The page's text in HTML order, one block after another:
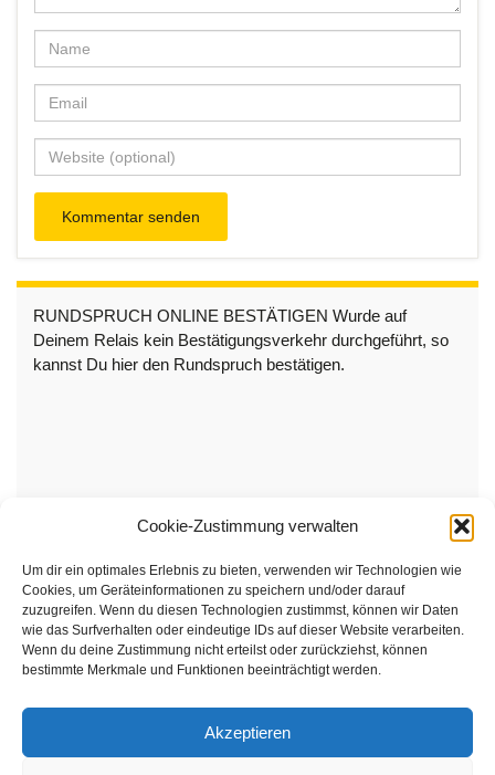
Cookie-Zustimmung verwalten
Um dir ein optimales Erlebnis zu bieten, verwenden wir Technologien wie
Cookies, um Geräteinformationen zu speichern und/oder darauf
zuzugreifen. Wenn du diesen Technologien zustimmst, können wir Daten
wie das Surfverhalten oder eindeutige IDs auf dieser Website verarbeiten.
Wenn du deine Zustimmung nicht erteilst oder zurückziehst, können
bestimmte Merkmale und Funktionen beeinträchtigt werden.
Akzeptieren
RUNDSPRUCH ONLINE BESTÄTIGEN Wurde auf
Deinem Relais kein Bestätigungsverkehr durchgeführt, so
kannst Du hier den Rundspruch bestätigen.